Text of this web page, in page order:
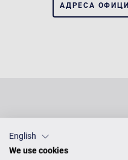
АДРЕСА
English
We use cookies